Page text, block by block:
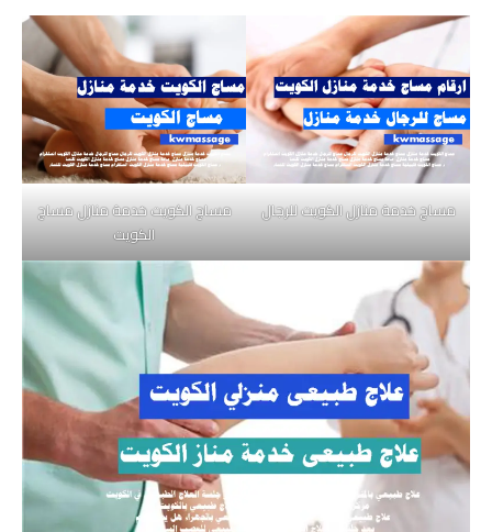
مساج خدمة منازل الكويت للرجال
مساج الكويت خدمة منازل مساج
الكويت